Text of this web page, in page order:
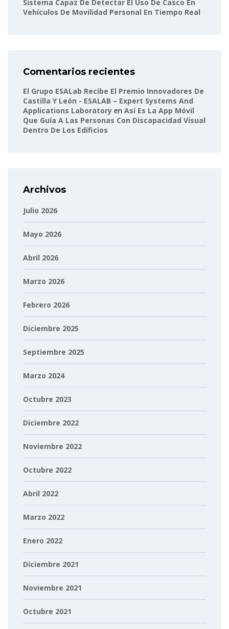
Sistema Capaz De Detectar El Uso De Casco En
Vehículos De Movilidad Personal En Tiempo Real
Comentarios recientes
El Grupo ESALab Recibe El Premio Innovadores De
Castilla Y León - ESALAB – Expert Systems And
Applications Laboratory en Así Es La App Móvil
Que Guía A Las Personas Con Discapacidad Visual
Dentro De Los Edificios
Archivos
Julio 2026
Mayo 2026
Abril 2026
Marzo 2026
Febrero 2026
Diciembre 2025
Septiembre 2025
Marzo 2024
Octubre 2023
Diciembre 2022
Noviembre 2022
Octubre 2022
Abril 2022
Marzo 2022
Enero 2022
Diciembre 2021
Noviembre 2021
Octubre 2021